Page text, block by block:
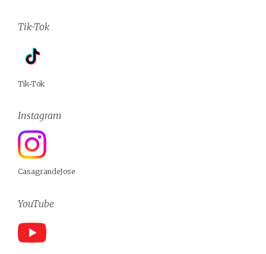
Tik-Tok
Tik-Tok
Instagram
CasagrandeJose
YouTube